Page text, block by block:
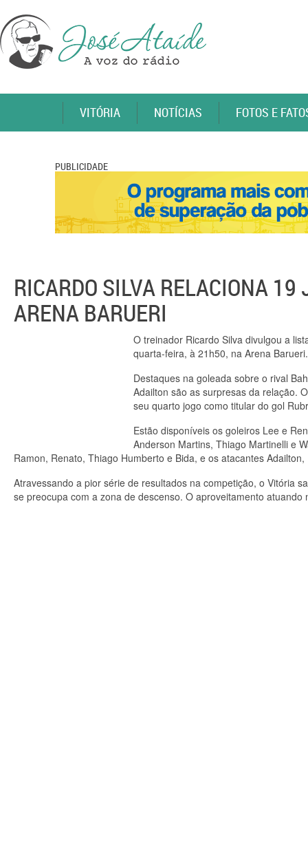
VITÓRIA NOTÍCIAS FOTOS E
PUBLICIDADE
RICARDO SILVA RELACIONA 19
ARENA BARUERI
O treinador Ricardo Silva divulgou a
quarta-feira, à 21h50, na Arena Barueri.
Destaques na goleada sobre o rival
Adailton são as surpresas da relação.
seu quarto jogo como titular do gol
Estão disponíveis os goleiros Lee e
Anderson Martins, Thiago Martinelli e
Ramon, Renato, Thiago Humberto e Bida, e os atacantes
Atravessando a pior série de resultados na competição, o Vitória
se preocupa com a zona de descenso. O aproveitamento